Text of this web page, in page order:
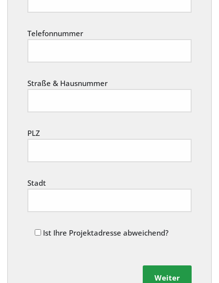
Telefonnummer
Straße & Hausnummer
PLZ
Stadt
Ist Ihre Projektadresse abweichend?
Weiter